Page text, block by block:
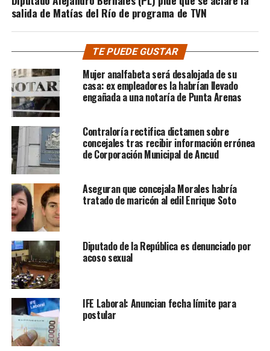
salida de Matías del Río de programa de TVN
TE PUEDE GUSTAR
Mujer analfabeta será desalojada de su
casa: ex empleadores la habrían llevado
engañada a una notaría de Punta Arenas
Contraloría rectifica dictamen sobre
concejales tras recibir información errónea
de Corporación Municipal de Ancud
Aseguran que concejala Morales habría
tratado de maricón al edil Enrique Soto
Diputado de la República es denunciado por
acoso sexual
IFE Laboral: Anuncian fecha límite para
postular